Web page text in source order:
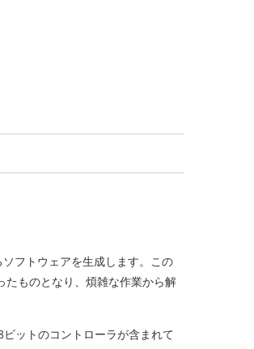
フトウェアを生成します。この
たものとなり、煩雑な作業から解
ットのコントローラが含まれて